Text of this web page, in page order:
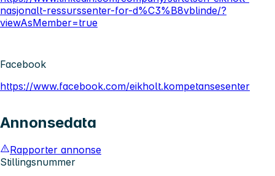
nasjonalt-ressurssenter-for-d%C3%B8vblinde/?
viewAsMember=true
Facebook
https://www.facebook.com/eikholt.kompetansesenter
Annonsedata
Rapporter annonse
Stillingsnummer